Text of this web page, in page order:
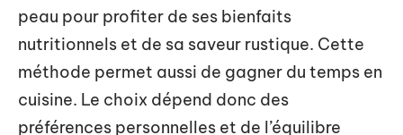
peau pour profiter de ses bienfaits
nutritionnels et de sa saveur rustique. Cette
méthode permet aussi de gagner du temps en
cuisine. Le choix dépend donc des
préférences personnelles et de l’équilibre